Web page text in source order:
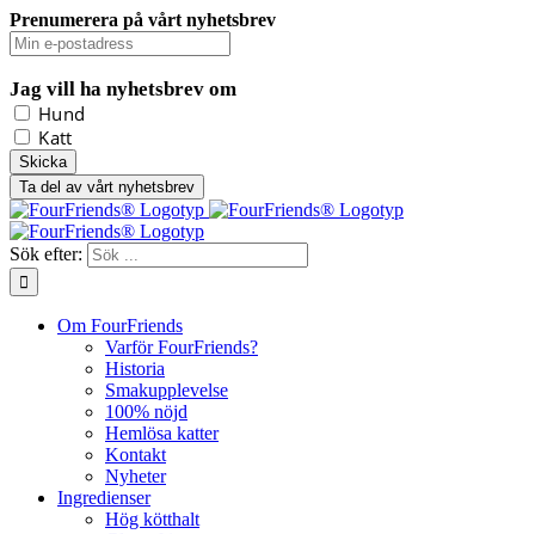
Prenumerera på vårt nyhetsbrev
Jag vill ha nyhetsbrev om
Hund
Katt
Ta del av vårt nyhetsbrev
Sök efter:
Om FourFriends
Varför FourFriends?
Historia
Smakupplevelse
100% nöjd
Hemlösa katter
Kontakt
Nyheter
Ingredienser
Hög kötthalt